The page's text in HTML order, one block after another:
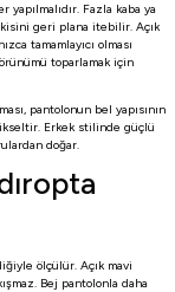
Fazla kaba ya
geri plana itebilir. Açık
tamamlayıcı olması
toparlamak için
pantolonun bel yapısının
Erkek stilinde güçlü
doğar.
ölçülür. Açık mavi
Bej pantolonla daha